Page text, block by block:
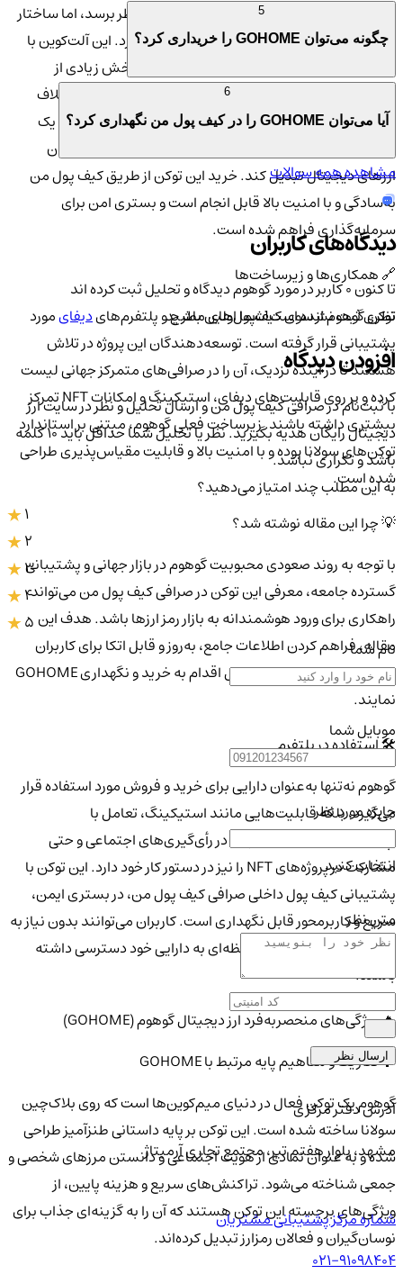
در نگاه اول شاید گوهوم یک میم‌کوین صرف به‌نظر برسد، اما ساختار
اقتصادی پشت آن نشان از برنامه‌ریزی دقیق دارد. این آلت‌کوین با
عرضه محدود و برنامه مشخص برای قفل‌کردن بخش زیادی از
موجودی، به دنبال ایجاد کمیابی و ارزش بلندمدت است. برخلاف
بسیاری از میم‌کوین‌ها، تیم توسعه‌دهنده سعی دارد با ایجاد یک
جامعه وفادار و خلاق، گوهوم را به برند شناخته‌شده‌ای در میان
ارزهای دیجیتال تبدیل کند. خرید این توکن از طریق کیف پول من
به‌سادگی و با امنیت بالا قابل انجام است و بستری امن برای
سرمایه‌گذاری فراهم شده است.
🔗 همکاری‌ها و زیرساخت‌ها
توکن گوهوم از سوی کیف‌پول‌های مطرح و پلتفرم‌هایدیفایمورد
پشتیبانی قرار گرفته است. توسعه‌دهندگان این پروژه در تلاش
هستند تا در آینده نزدیک، آن را در صرافی‌های متمرکز جهانی لیست
کرده و بر روی قابلیت‌های دیفای، استیکینگ و امکانات NFT تمرکز
بیشتری داشته باشند. زیرساخت فعلی گوهوم، مبتنی بر استاندارد
توکن‌های سولانا بوده و با امنیت بالا و قابلیت مقیاس‌پذیری طراحی
شده است.
💡 چرا این مقاله نوشته شد؟
با توجه به روند صعودی محبوبیت گوهوم در بازار جهانی و پشتیبانی
گسترده جامعه، معرفی این توکن در صرافی کیف پول من می‌تواند
راهکاری برای ورود هوشمندانه به بازار رمز ارزها باشد. هدف این
مقاله، فراهم کردن اطلاعات جامع، به‌روز و قابل اتکا برای کاربران
ایرانی است تا با اطمینان کامل اقدام به خرید و نگهداری GOHOME
نمایند.
🛠️ استفاده در پلتفرم
گوهوم نه‌تنها به‌عنوان دارایی برای خرید و فروش مورد استفاده قرار
می‌گیرد، بلکه قابلیت‌هایی مانند استیکینگ، تعامل با
اپلیکیشن‌های دیفای، شرکت در رأی‌گیری‌های اجتماعی و حتی
مشارکت در پروژه‌های NFT را نیز در دستور کار خود دارد. این توکن با
پشتیبانی کیف پول داخلی صرافی کیف پول من، در بستری ایمن،
سریع و کاربرمحور قابل نگهداری است. کاربران می‌توانند بدون نیاز به
ابزارهای جانبی، به‌صورت لحظه‌ای به دارایی خود دسترسی داشته
باشند.
🔥 ویژگی‌های منحصر‌به‌فرد ارز دیجیتال گوهوم (GOHOME)
🧩 تعاریف و مفاهیم پایه مرتبط با GOHOME
گوهوم یک توکن فعال در دنیای میم‌کوین‌ها است که روی بلاک‌چین
سولانا ساخته شده است. این توکن بر پایه داستانی طنزآمیز طراحی
شده و به عنوان نمادی از هویت اجتماعی و دانستن مرزهای شخصی و
جمعی شناخته می‌شود. تراکنش‌های سریع و هزینه پایین، از
ویژگی‌های برجسته این توکن هستند که آن را به گزینه‌ای جذاب برای
نوسان‌گیران و فعالان رمزارز تبدیل کرده‌اند.
چگونه می‌توان GOHOME را خریداری کرد؟
آیا می‌توان GOHOME را در کیف پول من نگهداری کرد؟
مشاهده همه سوالات
دیدگاه‌های کاربران
تا کنون 0 کاربر در مورد گوهومدیدگاه و تحلیل ثبت کرده اند
نظری ثبت نشده است!شما اولین باشید
افزودن دیدگاه
با ثبت‌نام در صرافی کیف پول من و ارسال تحلیل و نظر در سایت ارز
دیجیتال رایگان هدیه بگیرید. نظر یا تحلیل شما حداقل باید ۱۰ کلمه
باشد و تکراری نباشد.
به این مطلب چند امتیاز می‌دهید؟
3
4
5
نام شما
موبایل شما
جایزه مورد نظر
انتخاب کنید
متن نظر
ارسال نظر
آدرس دفتر مرکزی
مشهد، بلوار هفتم تیر، مجتمع تجاری آرمیتاژ
شماره مرکز پشتیبانی مشتریان
021-91098404